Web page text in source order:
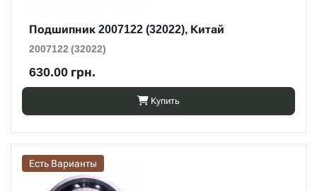
Подшипник 2007122 (32022), Китай
2007122 (32022)
630.00 грн.
Купить
Есть Варианты